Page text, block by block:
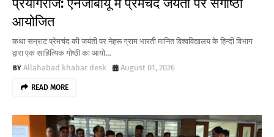
प्रयागराज: एनजीबीयू में प्रेमचंद जयंती पर संगोष्ठी
आयोजित
कथा सम्राट प्रेमचंद की जयंती पर नेहरू ग्राम भारती मानित विश्वविद्यालय के हिन्दी विभाग
द्वारा एक साहित्यिक गोष्ठी का आयो…
Allahabad khabar desk
August 01, 2026
READ MORE